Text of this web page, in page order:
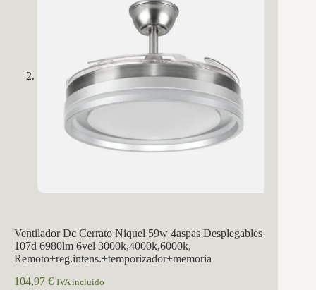
Ventilador Dc Cerrato Niquel 59w 4aspas Desplegables
107d 6980lm 6vel 3000k,4000k,6000k,
Remoto+reg.intens.+temporizador+memoria
104,97 € IVA incluido